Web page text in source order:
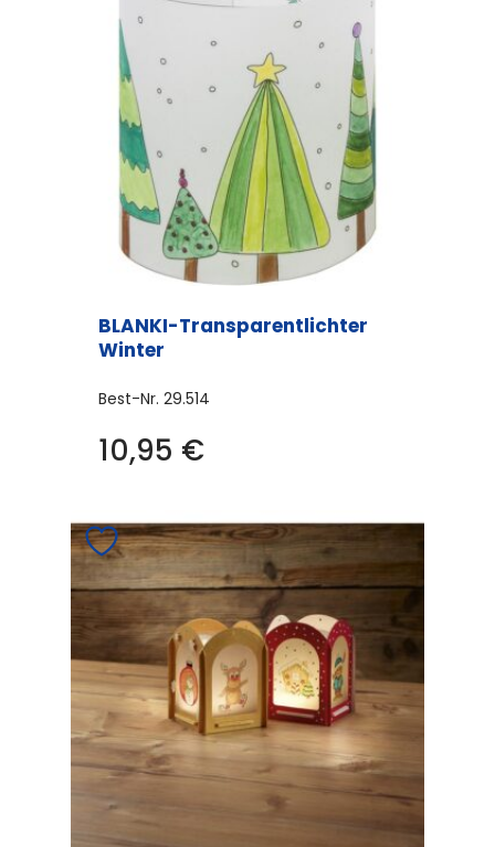
BLANKI-Transparentlichter
Winter
Best-Nr. 29.514
10,95 €